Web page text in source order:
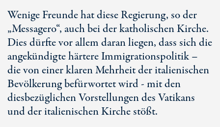
Wenige Freunde hat diese Regierung, so der
„Messagero“, auch bei der katholischen Kirche.
Dies dürfte vor allem daran liegen, dass sich die
angekündigte härtere Immigrationspolitik –
die von einer klaren Mehrheit der italienischen
Bevölkerung befürwortet wird - mit den
diesbezüglichen Vorstellungen des Vatikans
und der italienischen Kirche stößt.